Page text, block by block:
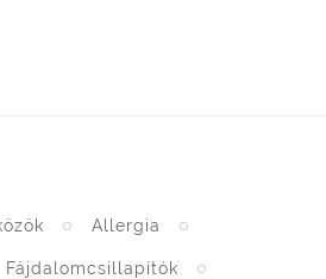
Allergia
Fájdalomcsillapítók